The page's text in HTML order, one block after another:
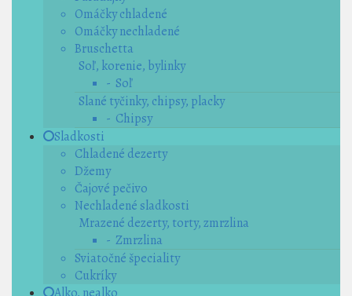
Omáčky chladené
Omáčky nechladené
Bruschetta
Soľ, korenie, bylinky
- Soľ
Slané tyčinky, chipsy, placky
- Chipsy
Sladkosti
Chladené dezerty
Džemy
Čajové pečivo
Nechladené sladkosti
Mrazené dezerty, torty, zmrzlina
- Zmrzlina
Sviatočné špeciality
Cukríky